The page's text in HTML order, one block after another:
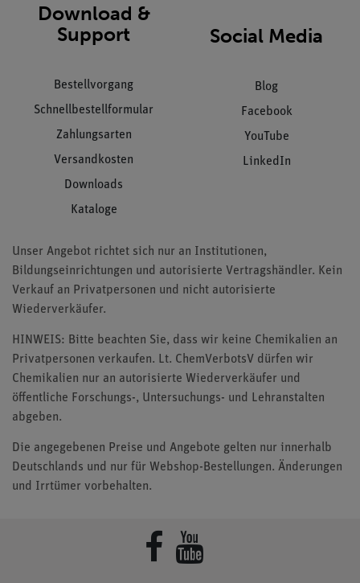
Download &
Support
Bestellvorgang
Schnellbestellformular
Zahlungsarten
Versandkosten
Downloads
Kataloge
Social Media
Blog
Facebook
YouTube
LinkedIn
Unser Angebot richtet sich nur an Institutionen,
Bildungseinrichtungen und autorisierte Vertragshändler. Kein
Verkauf an Privatpersonen und nicht autorisierte
Wiederverkäufer.
HINWEIS: Bitte beachten Sie, dass wir keine Chemikalien an
Privatpersonen verkaufen. Lt. ChemVerbotsV dürfen wir
Chemikalien nur an autorisierte Wiederverkäufer und
öffentliche Forschungs-, Untersuchungs- und Lehranstalten
abgeben.
Die angegebenen Preise und Angebote gelten nur innerhalb
Deutschlands und nur für Webshop-Bestellungen. Änderungen
und Irrtümer vorbehalten.